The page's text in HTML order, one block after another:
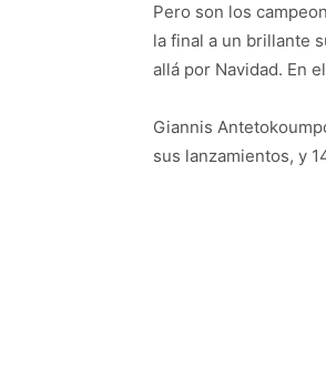
Pero son los
la final a un brillante
allá por Navidad. En
Giannis
sus lanzamientos, y